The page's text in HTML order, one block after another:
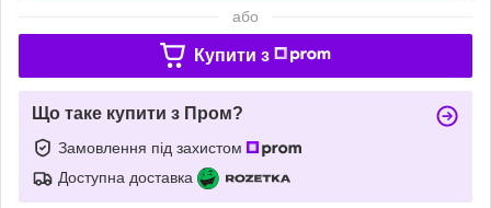
або
Купити з
Що таке купити з Пром?
Замовлення під захистом
Доступна доставка